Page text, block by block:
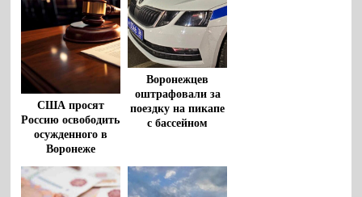
США просят
Россию освободить
осужденного в
Воронеже
американца
Роберта Гилмана
Воронежцев
оштрафовали за
поездку на пикапе
с бассейном